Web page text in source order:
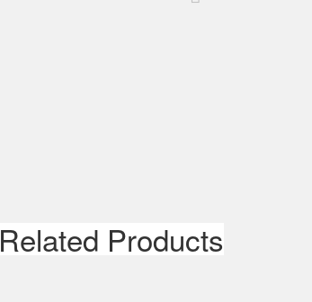
Related Products